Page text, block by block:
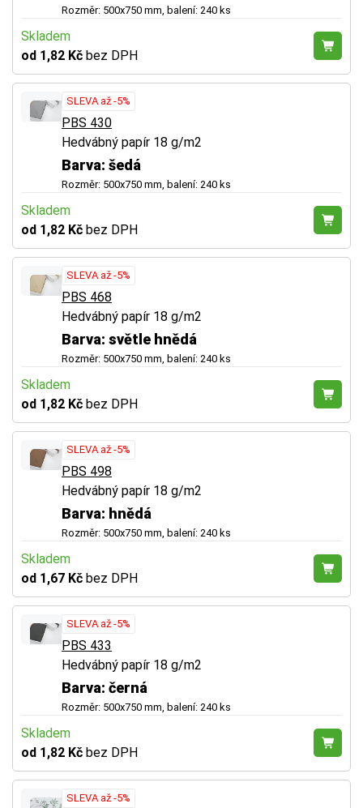
Rozměr: 500x750 mm, balení: 240 ks
Skladem
od 1,82 Kč bez DPH
SLEVA až -5%
PBS 430
Hedvábný papír 18 g/m2
Barva: šedá
Rozměr: 500x750 mm, balení: 240 ks
Skladem
od 1,82 Kč bez DPH
SLEVA až -5%
PBS 468
Hedvábný papír 18 g/m2
Barva: světle hnědá
Rozměr: 500x750 mm, balení: 240 ks
Skladem
od 1,82 Kč bez DPH
SLEVA až -5%
PBS 498
Hedvábný papír 18 g/m2
Barva: hnědá
Rozměr: 500x750 mm, balení: 240 ks
Skladem
od 1,67 Kč bez DPH
SLEVA až -5%
PBS 433
Hedvábný papír 18 g/m2
Barva: černá
Rozměr: 500x750 mm, balení: 240 ks
Skladem
od 1,82 Kč bez DPH
SLEVA až -5%